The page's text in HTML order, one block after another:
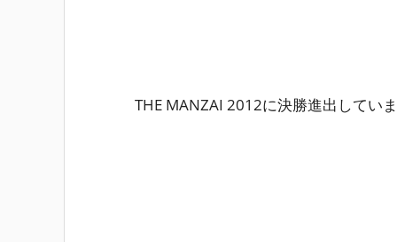
THE MANZAI 2012に決勝進出してい